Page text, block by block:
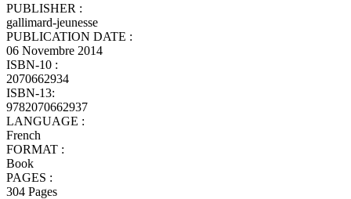
PUBLISHER :
gallimard-jeunesse
PUBLICATION DATE :
06 Novembre 2014
ISBN-10 :
2070662934
ISBN-13:
9782070662937
LANGUAGE :
French
FORMAT :
Book
PAGES :
304 Pages